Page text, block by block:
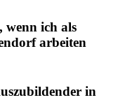
, wenn ich als
arbeiten
in